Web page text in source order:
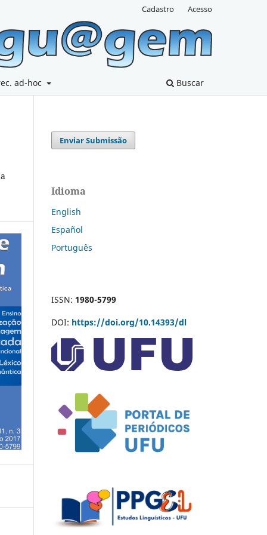
ad-hoc Buscar
Cadastro Acesso
Enviar Submissão
Idioma
English
Español
Português
ISSN: 1980-5799
DOI: https://doi.org/10.14393/dl